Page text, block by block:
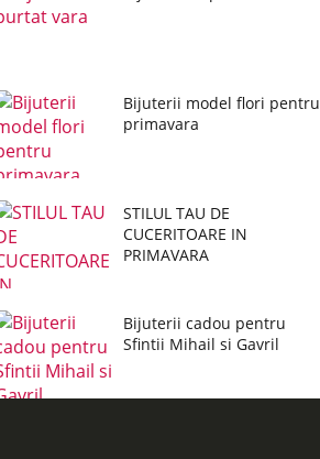
Bijuterii model flori pentru
primavara
STILUL TAU DE
CUCERITOARE IN
PRIMAVARA
Bijuterii cadou pentru
Sfintii Mihail si Gavril